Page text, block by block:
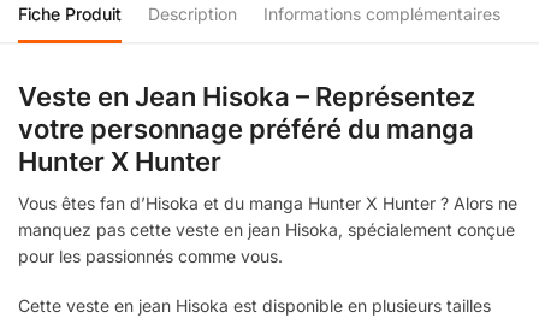
Fiche Produit Description Informations complémentaires
Veste en Jean Hisoka – Représentez
votre personnage préféré du manga
Hunter X Hunter
Vous êtes fan d’Hisoka et du manga Hunter X Hunter ? Alors ne
manquez pas cette veste en jean Hisoka, spécialement conçue
pour les passionnés comme vous.
Cette veste en jean Hisoka est disponible en plusieurs tailles